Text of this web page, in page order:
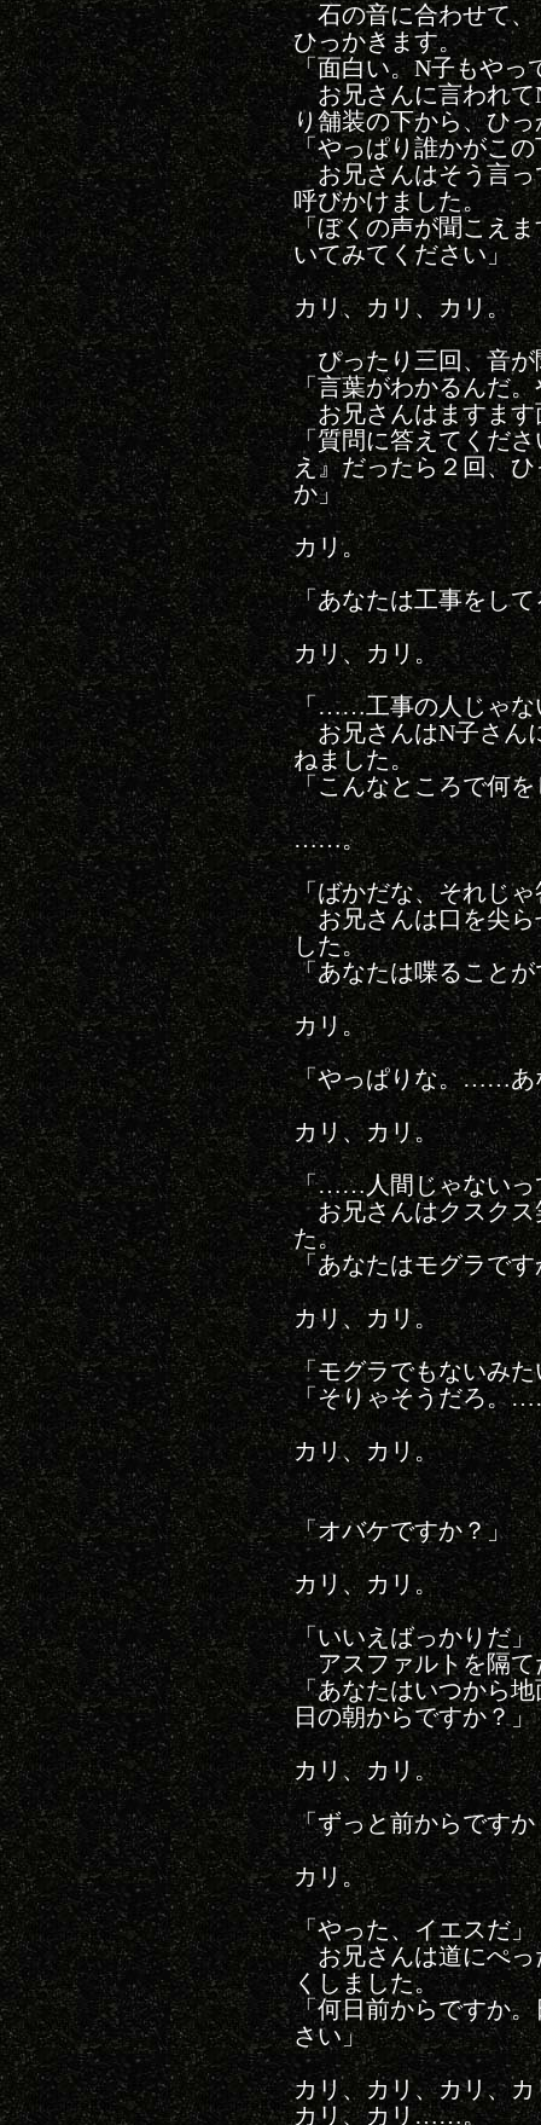
石の音に合わせて、
ひっかきます。
「面白い。N子もやっ
お兄さんに言われて
り舗装の下から、ひ
「やっぱり誰かがこ
お兄さんはそう言っ
呼びかけました。
「ぼくの声が聞こえ
いてみてください」
カリ、カリ、カリ。
ぴったり三回、音が
「言葉がわかるんだ
お兄さんはますます
「質問に答えてくだ
え』だったら２回、
か」
カリ。
「あなたは工事をし
カリ、カリ。
「……工事の人じゃな
お兄さんはN子さん
ねました。
「こんなところで何
……。
「ばかだな、それじ
お兄さんは口を尖ら
した。
「あなたは喋ること
カリ。
「やっぱりな。……あ
カリ、カリ。
「……人間じゃないっ
お兄さんはクスクス
た。
「あなたはモグラで
カリ、カリ。
「モグラでもないみた
「そりゃそうだろ。
カリ、カリ。
「オバケですか？」
カリ、カリ。
「いいえばっかりだ」
アスファルトを隔て
「あなたはいつから
日の朝からですか？」
カリ、カリ。
「ずっと前からですか
カリ。
「やった、イエスだ」
お兄さんは道にぺっ
くしました。
「何日前からですか
さい」
カリ、カリ、カリ、
カリ、カリ……。